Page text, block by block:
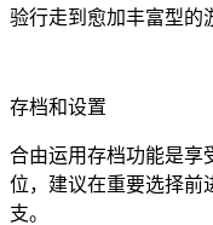
验行走到愈加丰富型的
存档和设置
合由运用存档功能是享
位，建议在重要选择前
支。